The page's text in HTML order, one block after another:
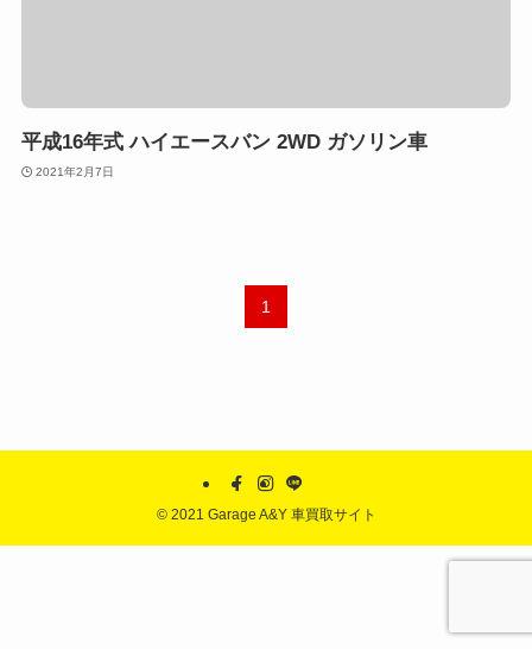
平成16年式 ハイエースバン 2WD ガソリン車
2021年2月7日
1
©2021 Garage A&Y 車買取サイト